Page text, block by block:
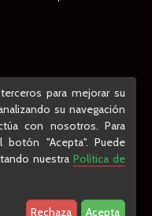
para mejorar su
su navegación
con nosotros. Para
"Acepta". Puede
nuestra Política de
Rechaza Acepta